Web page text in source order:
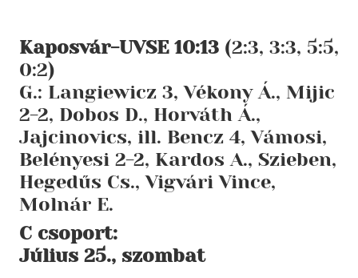
Kaposvár-UVSE 10:13 (2:3, 3:3, 5:5,
0:2)
G.: Langiewicz 3, Vékony Á., Mijic
2-2, Dobos D., Horváth Á.,
Jajcinovics, ill. Bencz 4, Vámosi,
Belényesi 2-2, Kardos A., Szieben,
Hegedűs Cs., Vigvári Vince,
Molnár E.
C csoport:
Július 25., szombat